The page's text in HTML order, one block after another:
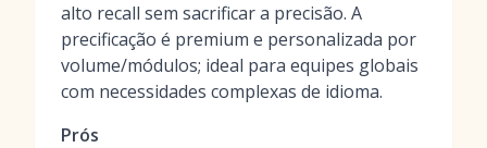
alto recall sem sacrificar a precisão. A
precificação é premium e personalizada por
volume/módulos; ideal para equipes globais
com necessidades complexas de idioma.
Prós